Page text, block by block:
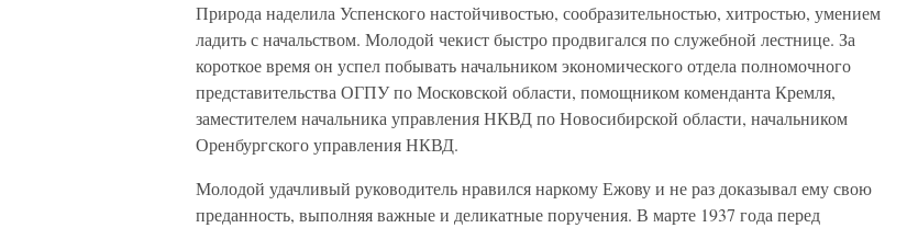
Природа наделила Успенского настойчивостью, сообразительностью, хитростью, умением
ладить с начальством. Молодой чекист быстро продвигался по служебной лестнице. За
короткое время он успел побывать начальником экономического отдела полномочного
представительства ОГПУ по Московской области, помощником коменданта Кремля,
заместителем начальника управления НКВД по Новосибирской области, начальником
Оренбургского управления НКВД.
Молодой удачливый руководитель нравился наркому Ежову и не раз доказывал ему свою
преданность, выполняя важные и деликатные поручения. В марте 1937 года перед